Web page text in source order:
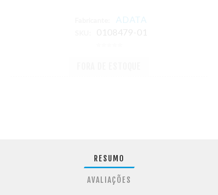
ADATA
RESUMO
AVALIAÇÕES